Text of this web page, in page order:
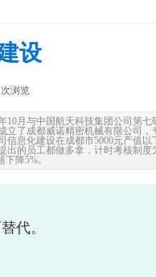
设
次浏览
10月与中国航天科技集团公司第七
立了成都威诺精密机械有限公司，
信息化建设在成都市5000元产值以
出的员工都做多拿，计时考核制度
降5%。
代。